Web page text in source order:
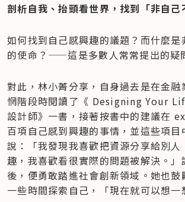
剖析自我、抬頭看世界，找到「非自己
如何找到自己感興趣的議題？而什麼是
的使命？——這是多數人常常提出的疑
對此，林小菁分享，自身過去是在金融
惘階段時閱讀了《 Designing Your
設計師》一書，接著按書中的建議在
百項自己感到興趣的事情，並這些項目
說：「我發現我喜歡把資源分享給別人
趣，我喜歡看很實際的問題被解決。」
後，便勇敢踏進社會創新領域。她也鼓
一些時間探索自己，「現在就可以想一